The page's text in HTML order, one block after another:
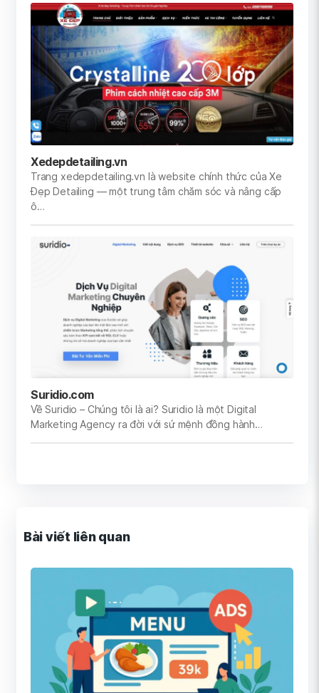
Xedepdetailing.vn
Trang xedepdetailing.vn là website chính thức của Xe
Đẹp Detailing — một trung tâm chăm sóc và nâng cấp
ô…
Suridio.com
Về Suridio – Chúng tôi là ai? Suridio là một Digital
Marketing Agency ra đời với sứ mệnh đồng hành…
Bài viết liên quan